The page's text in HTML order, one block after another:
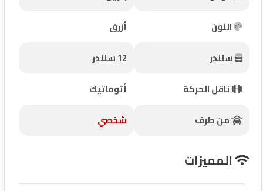
المنتدى
كيو
نمبر
كيو
كارز
اللون
أزرق
سلندر
12 سلندر
ناقل الحركة
أتوماتيك
من طرف
شخصي
المميزات